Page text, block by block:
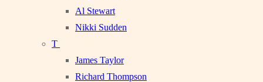
Al Stewart
Nikki Sudden
T
James Taylor
Richard Thompson